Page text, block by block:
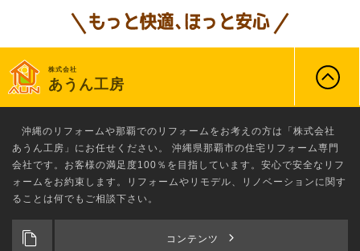
株式会社
あうん工房
沖縄のリフォームや那覇でのリフォームをお考えの方は「株式会社
あうん工房」にお任せください。 沖縄県那覇市の住宅リフォーム専門
会社です。お客様の満足度100％を目指しています。安心で安全なリフ
ォームをお約束します。リフォームやリモデル、リノベーションに関す
ることは何でもご相談下さい。
コンテンツ